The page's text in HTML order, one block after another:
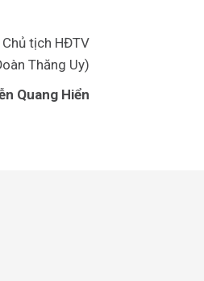
Chủ tịch HĐTV
Thăng Uy)
Quang Hiển